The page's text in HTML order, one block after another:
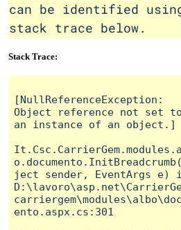
can be identified
stack trace below.
Stack Trace:
[NullReferenceException:
Object reference not set to
an instance of an object.]
ject sender, EventArgs e)
ento.aspx.cs:301